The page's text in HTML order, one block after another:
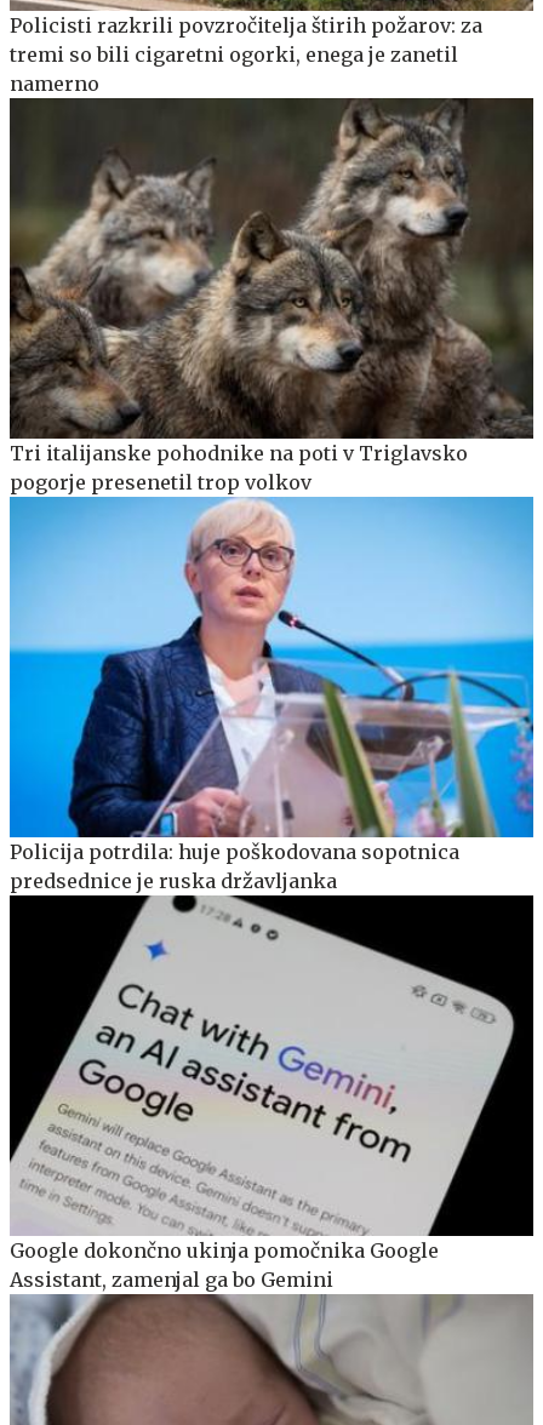
Policisti razkrili povzročitelja štirih požarov: za
tremi so bili cigaretni ogorki, enega je zanetil
namerno
Tri italijanske pohodnike na poti v Triglavsko
pogorje presenetil trop volkov
Policija potrdila: huje poškodovana sopotnica
predsednice je ruska državljanka
Google dokončno ukinja pomočnika Google
Assistant, zamenjal ga bo Gemini